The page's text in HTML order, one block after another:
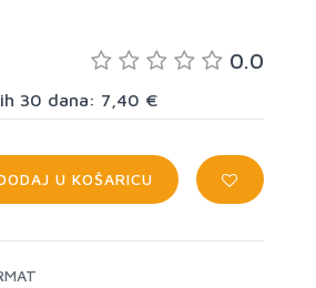
0.0
30 dana: 7,40 €
U KOŠARICU